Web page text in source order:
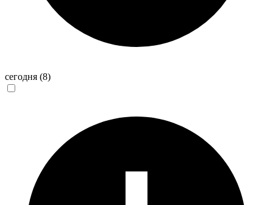
сегодня (8)